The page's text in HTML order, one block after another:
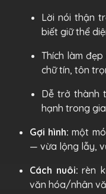
Lời nói thận
biết giữ thể
Thích làm
chữ tín, tôn
Dễ trở thành
hạnh trong
Gợi hình: một
— vừa lộng lẫy,
Cách nuôi: rèn
văn hóa/nhân